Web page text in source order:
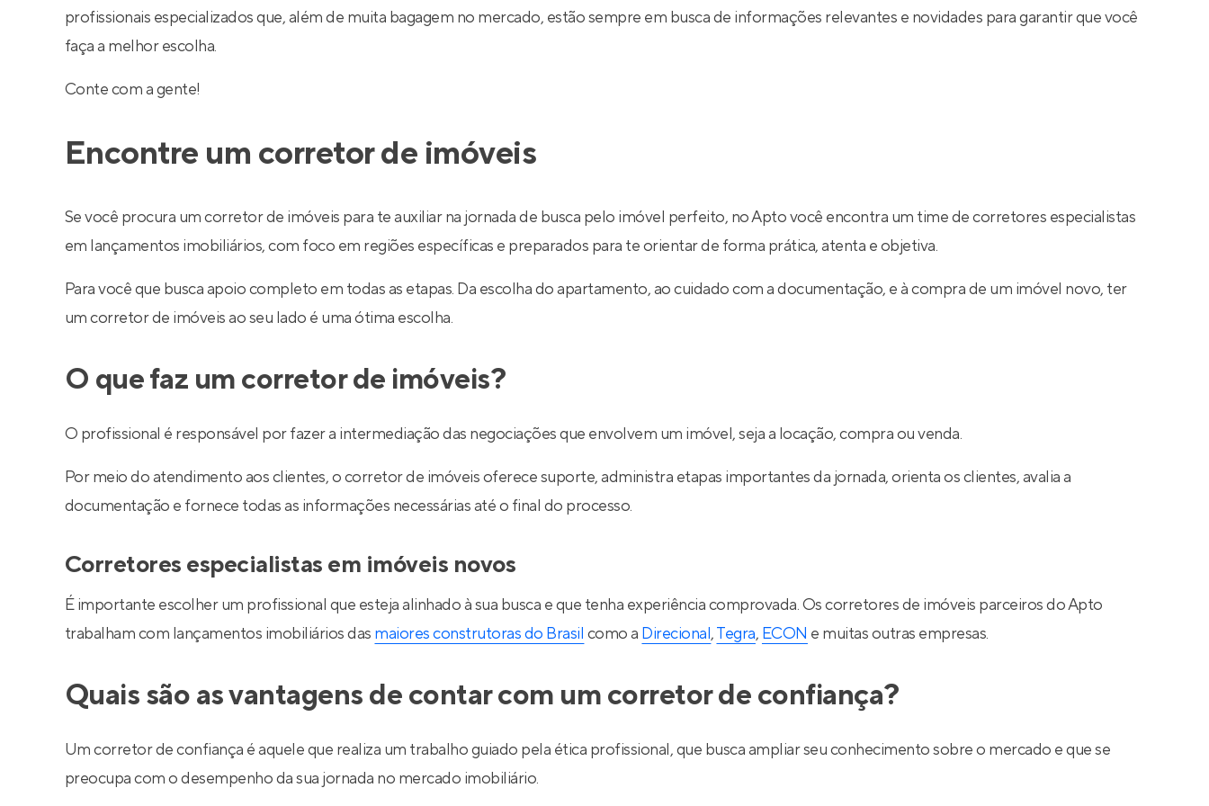
profissionais especializados que, além de muita bagagem no mercado, estão sempre em busca de informações relevantes e novidades para garantir que você
faça a melhor escolha.
Conte com a gente!
Encontre um corretor de imóveis
Se você procura um corretor de imóveis para te auxiliar na jornada de busca pelo imóvel perfeito, no Apto você encontra um time de corretores especialistas
em lançamentos imobiliários, com foco em regiões específicas e preparados para te orientar de forma prática, atenta e objetiva.
Para você que busca apoio completo em todas as etapas. Da escolha do apartamento, ao cuidado com a documentação, e à compra de um imóvel novo, ter
um corretor de imóveis ao seu lado é uma ótima escolha.
O que faz um corretor de imóveis?
O profissional é responsável por fazer a intermediação das negociações que envolvem um imóvel, seja a locação, compra ou venda.
Por meio do atendimento aos clientes, o corretor de imóveis oferece suporte, administra etapas importantes da jornada, orienta os clientes, avalia a
documentação e fornece todas as informações necessárias até o final do processo.
Corretores especialistas em imóveis novos
É importante escolher um profissional que esteja alinhado à sua busca e que tenha experiência comprovada. Os corretores de imóveis parceiros do Apto
trabalham com lançamentos imobiliários das maiores construtoras do Brasil como a Direcional,Tegra, ECON e muitas outras empresas.
Quais são as vantagens de contar com um corretor de confiança?
Um corretor de confiança é aquele que realiza um trabalho guiado pela ética profissional, que busca ampliar seu conhecimento sobre o mercado e que se
preocupa com o desempenho da sua jornada no mercado imobiliário.